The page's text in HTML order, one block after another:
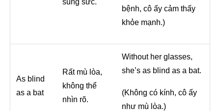
bệnh, cô ấy cảm thấy
khỏe mạnh.)
As blind
as a bat
Rất mù lòa,
không thể
nhìn rõ.
Without her glasses,
she’s as blind as a bat.
(Không có kính, cô ấy
như mù lòa.)